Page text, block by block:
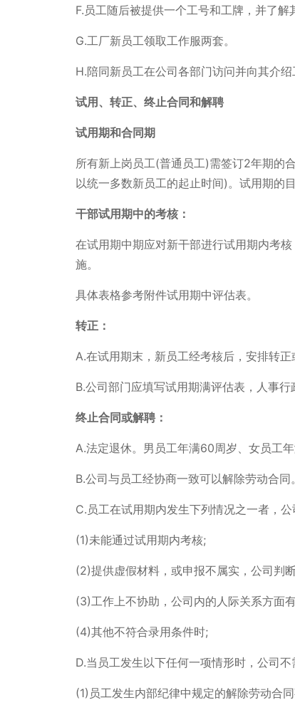
F.员工随后被提供一个工号和工牌，并了解
G.工厂新员工领取工作服两套。
H.陪同新员工在公司各部门访问并向其介绍
试用、转正、终止合同和解聘
试用期和合同期
所有新上岗员工(普通员工)需签订2年期的
以统一多数新员工的起止时间)。试用期的
干部试用期中的考核：
在试用期中期应对新干部进行试用期内考
施。
具体表格参考附件试用期中评估表。
转正：
A.在试用期末，新员工经考核后，安排转正
B.公司部门应填写试用期满评估表，人事
终止合同或解聘：
A.法定退休。男员工年满60周岁、女员工
B.公司与员工经协商一致可以解除劳动合同。
C.员工在试用期内发生下列情况之一者，
(1)未能通过试用期内考核;
(2)提供虚假材料，或申报不属实，公司判
(3)工作上不协助，公司内的人际关系方面
(4)其他不符合录用条件时;
D.当员工发生以下任何一项情形时，公司
(1)员工发生内部纪律中规定的解除劳动合